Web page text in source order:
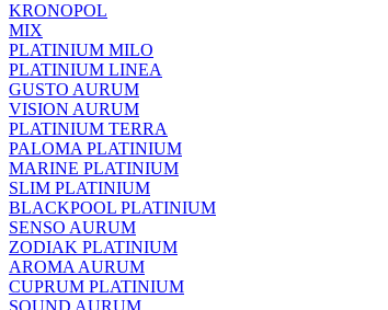
KRONOPOL
MIX
PLATINIUM MILO
PLATINIUM LINEA
GUSTO AURUM
VISION AURUM
PLATINIUM TERRA
PALOMA PLATINIUM
MARINE PLATINIUM
SLIM PLATINIUM
BLACKPOOL PLATINIUM
SENSO AURUM
ZODIAK PLATINIUM
AROMA AURUM
CUPRUM PLATINIUM
SOUND AURUM